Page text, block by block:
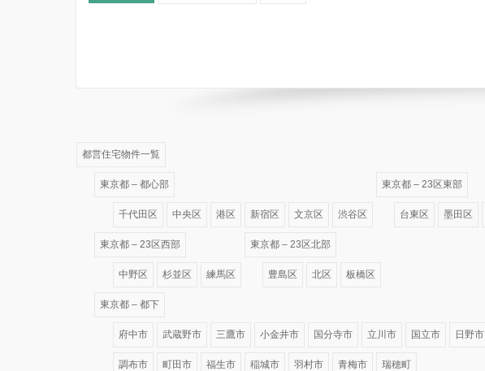
都営住宅物件一覧
東京都 – 都心部
千代田区 中央区 港区 新宿区 文京区 渋谷区
東京都 – 23区東部
台東区 墨田区
東京都 – 23区西部
中野区 杉並区 練馬区
東京都 – 23区北部
豊島区 北区 板橋区
東京都 – 都下
府中市 武蔵野市 三鷹市 小金井市 国分寺市 立川市 国立市 日野市
調布市 町田市 福生市 稲城市 羽村市 青梅市 瑞穂町